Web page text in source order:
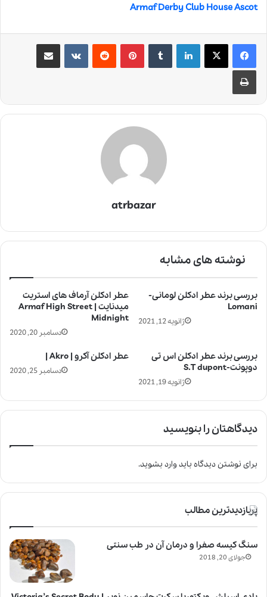
Armaf Derby Club House Ascot
لینکدین ‫تامبلر ‫پین‌ترست‫رددیت ‫VKontakteاشتراک گذاری از طریق ایمیل
چاپ
atrbazar
نوشته های مشابه
عطر ادکلن آرماف های استریت
میدنایت | Armaf High Street
Midnight
دسامبر 20, 2020
بررسی برند عطر ادکلن لومانی-
Lomani
ژانویه 12, 2021
عطر ادکلن آکرو | Akro |
دسامبر 25, 2020
بررسی برند عطر ادکلن اس تی
دوپونت-S.T dupont
ژانویه 19, 2021
دیدگاهتان را بنویسید
برای نوشتن دیدگاه بایدوارد بشوید.
پربازدیدترین مطالب
سنگ کیسه صفرا و درمان آن در طب سنتی
جولای 20, 2018